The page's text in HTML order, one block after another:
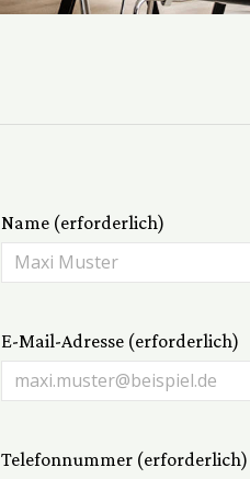
Name (erforderlich)
E-Mail-Adresse (erforderlich)
Telefonnummer (erforderlich)